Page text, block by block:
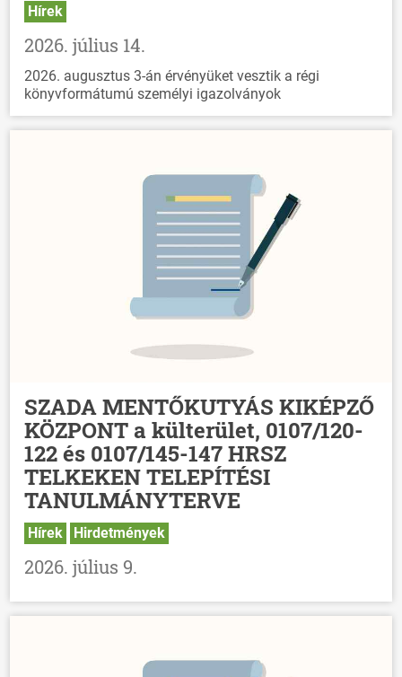
Hírek
2026. július 14.
2026. augusztus 3-án érvényüket vesztik a régi
könyvformátumú személyi igazolványok
SZADA MENTŐKUTYÁS KIKÉPZŐ
KÖZPONT a külterület, 0107/120-
122 és 0107/145-147 HRSZ
TELKEKEN TELEPÍTÉSI
TANULMÁNYTERVE
Hírek Hirdetmények
2026. július 9.